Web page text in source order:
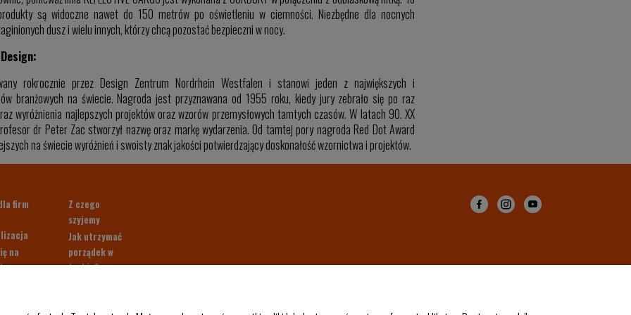
są widoczne nawet do 150 metrów po oświetleniu w ciemności. Niezbędne dla nocnych
dusz i wielu innych, którzy chcą pozostać bezpieczni w nocy.
rokrocznie przez Design Zentrum Nordrhein Westfalen i stanowi jeden z największych i
branżowych na świecie. Nagroda jest przyznawana od 1955 roku, kiedy jury zebrało się po raz
wyróżnienia najlepszych projektów oraz wzorów przemysłowych tamtych czasów. W latach 90. XX
dr Peter Zac stworzył nazwę oraz markę wydarzenia. Od tamtej pory nagroda Red Dot Award
na świecie wyróżnień i swoisty znak jakości potwierdzający doskonałość wzornictwa i projektów.
firm
na
Z czego
szyjemy
Jak utrzymać
porządek w
torbie?